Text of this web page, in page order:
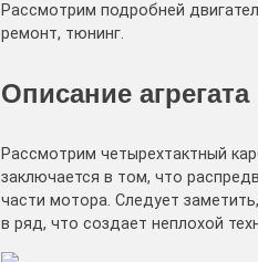
Рассмотрим подробней
ремонт, тюнинг.
Описание агрегата
Рассмотрим четырехтактный
заключается в том, что
части мотора. Следует
в ряд, что создает неплохой